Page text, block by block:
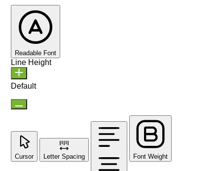
Readable Font
Line Height
Default
Cursor Letter Spacing Font Weight